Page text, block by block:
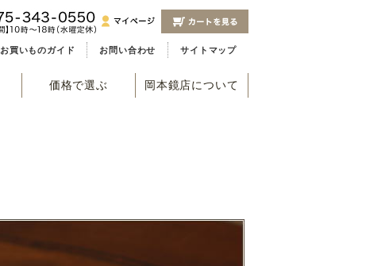
お買いものガイド お問い合わせ サイトマップ
価格で選ぶ 岡本鏡店について